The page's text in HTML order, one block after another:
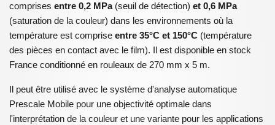
comprises entre 0,2 MPa(seuil de détection) et 0,6 MPa
(saturation de la couleur) dans les environnements où la
température est comprise entre 35°C et 150°C (température
des pièces en contact avec le film). Il est disponible en stock
France conditionné en rouleaux de 270 mm x 5 m.
Il peut être utilisé avec le système d'analyse automatique
Prescale Mobile pour une objectivité optimale dans
l'interprétation de la couleur et une variante pour les applications